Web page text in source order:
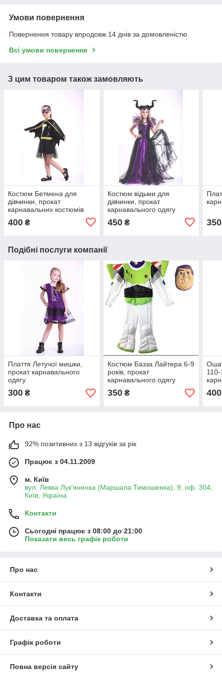
Умови повернення
Повернення товару впродовж 14 днів за домовленістю
Всі умови повернення
З цим товаром також замовляють
Костюм Бетмена для
дівчинки, прокат
карнавальних костюмів
400 ₴
Костюм відьми для
дівчинки, прокат
карнавального одягу
450₴ 350
Подібні послуги компанії
Плаття Летучої мишки,
прокат карнавального
одягу
300 ₴
Костюм Базза Лайтера 6-9
років, прокат
карнавального одягу
350₴ 400
Про нас
92% позитивних з 13 відгуків за рік
Працює з 04.11.2009
м. Київ
вул. Левка Лук'яненка (Маршала Тимошенка), 9, оф. 304,
Київ, Україна
Контакти
Сьогодні працює з 08:00 до 21:00
Показати весь графік роботи
Про нас
Контакти
Доставка та оплата
Графік роботи
Повна версія сайту